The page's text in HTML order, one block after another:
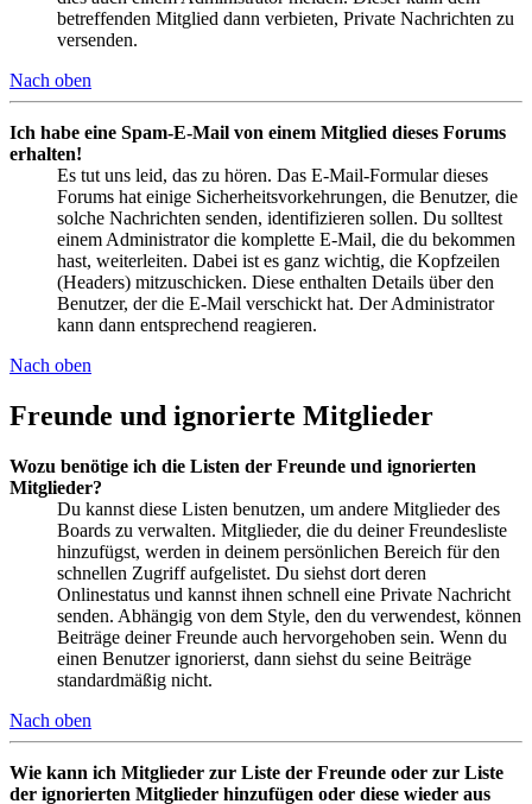
betreffenden Mitglied dann verbieten, Private Nachrichten zu
versenden.
Nach oben
Ich habe eine Spam-E-Mail von einem Mitglied dieses Forums
erhalten!
Es tut uns leid, das zu hören. Das E-Mail-Formular dieses
Forums hat einige Sicherheitsvorkehrungen, die Benutzer, die
solche Nachrichten senden, identifizieren sollen. Du solltest
einem Administrator die komplette E-Mail, die du bekommen
hast, weiterleiten. Dabei ist es ganz wichtig, die Kopfzeilen
(Headers) mitzuschicken. Diese enthalten Details über den
Benutzer, der die E-Mail verschickt hat. Der Administrator
kann dann entsprechend reagieren.
Nach oben
Freunde und ignorierte Mitglieder
Wozu benötige ich die Listen der Freunde und ignorierten
Mitglieder?
Du kannst diese Listen benutzen, um andere Mitglieder des
Boards zu verwalten. Mitglieder, die du deiner Freundesliste
hinzufügst, werden in deinem persönlichen Bereich für den
schnellen Zugriff aufgelistet. Du siehst dort deren
Onlinestatus und kannst ihnen schnell eine Private Nachricht
senden. Abhängig von dem Style, den du verwendest, können
Beiträge deiner Freunde auch hervorgehoben sein. Wenn du
einen Benutzer ignorierst, dann siehst du seine Beiträge
standardmäßig nicht.
Nach oben
Wie kann ich Mitglieder zur Liste der Freunde oder zur Liste
der ignorierten Mitglieder hinzufügen oder diese wieder aus